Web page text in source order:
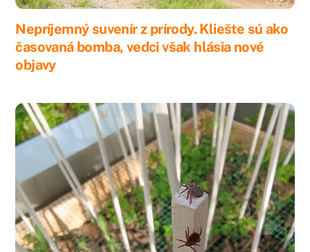
Nepríjemný suvenír z prírody. Kliešte sú ako
časovaná bomba, vedci však hlásia nové
objavy